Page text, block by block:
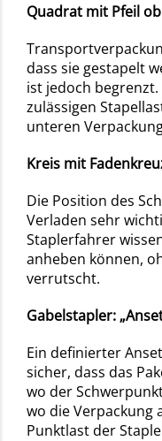
Quadrat mit Pfeil
dass sie gestapelt
ist jedoch
zulässigen
unteren
Kreis mit
Die Position des
Verladen sehr
Staplerfahrer
anheben können,
verrutscht.
Gabelstapler:
Ein definierter
sicher, dass das
wo der
wo die Verpackung
Punktlast der